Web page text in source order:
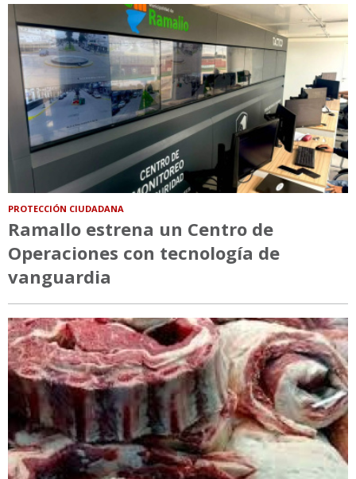
PROTECCIÓN CIUDADANA
Ramallo estrena un Centro de
Operaciones con tecnología de
vanguardia